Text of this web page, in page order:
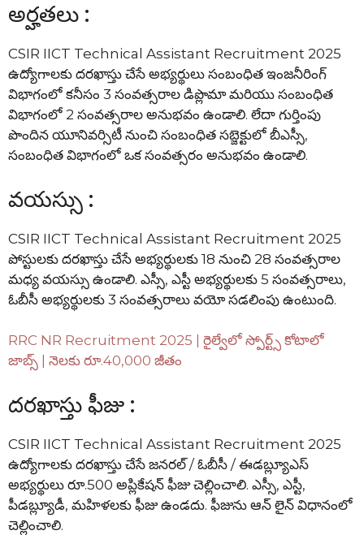
అర్హతలు :
CSIR IICT Technical Assistant Recruitment 2025
ఉద్యోగాలకు దరఖాస్తు చేసే అభ్యర్థులు సంబంధిత ఇంజనీరింగ్
విభాగంలో కనీసం 3 సంవత్సరాల డిప్లొమా మరియు సంబంధిత
విభాగంలో 2 సంవత్సరాల అనుభవం ఉండాలి. లేదా గుర్తింపు
పొందిన యూనివర్సిటీ నుంచి సంబంధిత సబ్జెక్టులో బీఎస్సీ,
సంబంధిత విభాగంలో ఒక సంవత్సరం అనుభవం ఉండాలి.
వయస్సు :
CSIR IICT Technical Assistant Recruitment 2025
పోస్టులకు దరఖాస్తు చేసే అభ్యర్థులకు 18 నుంచి 28 సంవత్సరాల
మధ్య వయస్సు ఉండాలి. ఎస్సీ, ఎస్టీ అభ్యర్థులకు 5 సంవత్సరాలు,
ఓబీసీ అభ్యర్థులకు 3 సంవత్సరాలు వయో సడలింపు ఉంటుంది.
RRC NR Recruitment 2025 | రైల్వేలో స్పోర్ట్స్ కోటాలో
జాబ్స్ | నెలకు రూ.40,000 జీతం
దరఖాస్తు ఫీజు :
CSIR IICT Technical Assistant Recruitment 2025
ఉద్యోగాలకు దరఖాస్తు చేసే జనరల్ / ఓబీసీ / ఈడబ్ల్యూఎస్
అభ్యర్థులు రూ.500 అప్లికేషన్ ఫీజు చెల్లించాలి. ఎస్సీ, ఎస్టీ,
పీడబ్ల్యూడీ, మహిళలకు ఫీజు ఉండదు. ఫీజును ఆన్ లైన్ విధానంలో
చెల్లించాలి.